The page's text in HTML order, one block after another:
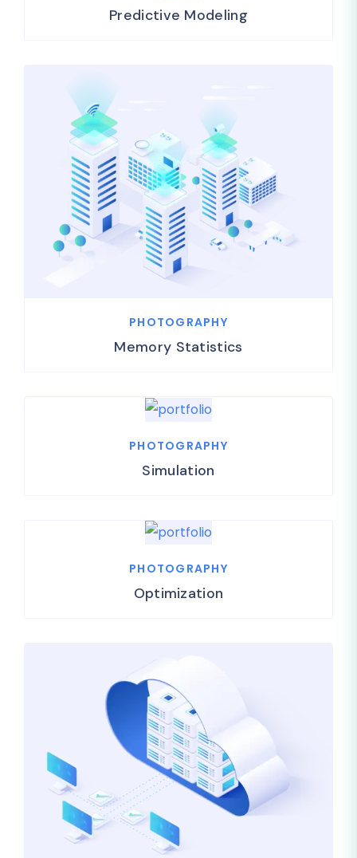
Predictive Modeling
PHOTOGRAPHY
Memory Statistics
PHOTOGRAPHY
Simulation
PHOTOGRAPHY
Optimization